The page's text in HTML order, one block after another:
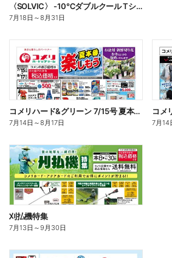
〈SOLVIC〉 -10℃ダブルクール Tシャツ・ポロシャツ
7月18日 ～8月31日
コメリハード&グリーン 7/15号 夏本番を楽しもう オモテ
7月14日 ～8月17日 7月14
刈払機特集
7月13日 ～9月30日